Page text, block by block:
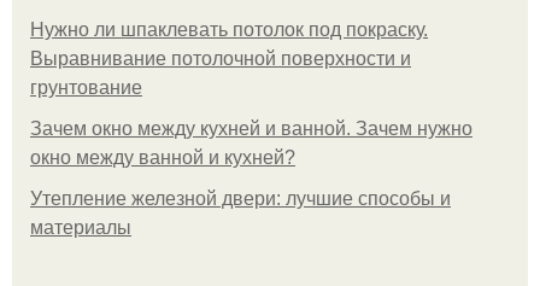
Нужно ли шпаклевать потолок под покраску.
Выравнивание потолочной поверхности и
грунтование
Зачем окно между кухней и ванной. Зачем нужно
окно между ванной и кухней?
Утепление железной двери: лучшие способы и
материалы